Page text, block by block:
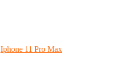
Iphone 11 Pro Max